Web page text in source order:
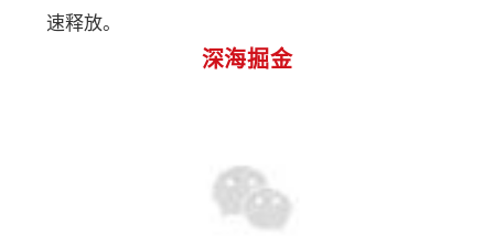
速释放。
深海掘金